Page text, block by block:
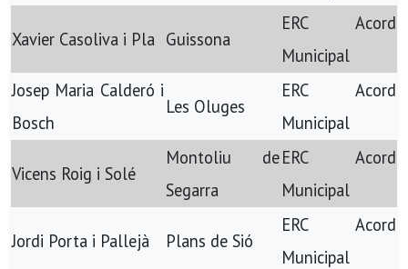
Xavier Casoliva i Pla Guissona
ERC Acord
Municipal
Josep Maria Calderó i
Bosch
Les Oluges
ERC Acord
Municipal
Vicens Roig i Solé
Montoliu de
Segarra
ERC Acord
Municipal
Jordi Porta i Pallejà Plans de Sió
ERC Acord
Municipal